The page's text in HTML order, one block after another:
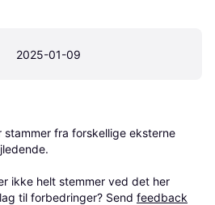
2025-01-09
fra forskellige eksterne
ikke helt stemmer ved det her
til forbedringer? Send feedback